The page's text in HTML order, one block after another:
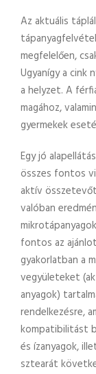
Az aktuális
megfelelően,
Ugyanígy a cink
a helyzet. A
magához,
gyermekek
Egy jó
összes fontos
aktív
valóban
fontos az
gyakorlatban a
vegyületeket
anyagok)
rendelkezésre,
kompatibilitást
és ízanyagok,
sztearát